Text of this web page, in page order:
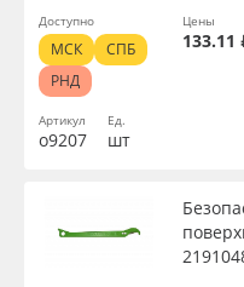
Артикул
о9207
Ед.
шт
Цены
133.11
Доступно
МСК
СПБ
РНД